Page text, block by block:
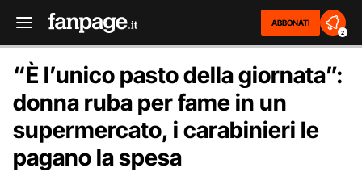
ABBONATI
2
“È l’unico pasto della giornata”:
donna ruba per fame in un
supermercato, i carabinieri le
pagano la spesa